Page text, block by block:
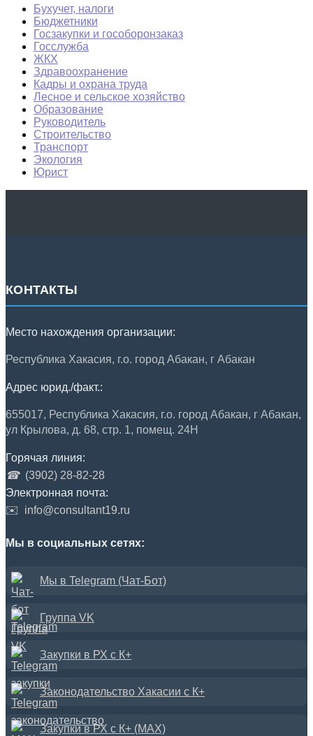
Бухучет, налоги
Бюджетники
Госзакупки и гособоронзаказ
Госслужба
ЖКХ
Здравоохранение
Кадры и охрана труда
Лесное и сельское хозяйство
Образование
Руководитель
Строительство
Транспорт
Экология
Юрист
КОНТАКТЫ
Место нахождения организации:
Республика Хакасия, г.о. город Абакан, г Абакан
Адрес юрид./факт.:
655017, Республика Хакасия, г.о. город Абакан, г Абакан,
ул Крылова, д. 68, стр. 1, помещ. 24Н
Горячая линия:
☎ (3902) 28-82-28
Электронная почта:
✉️
info@consultant19.ru
Мы в социальных сетях:
Мы в Telegram (Чат-Бот)
Группа VK
Закупки в РХ с К+
Законодательство Хакасии с К+
Закупки в РХ с К+ (MAX)